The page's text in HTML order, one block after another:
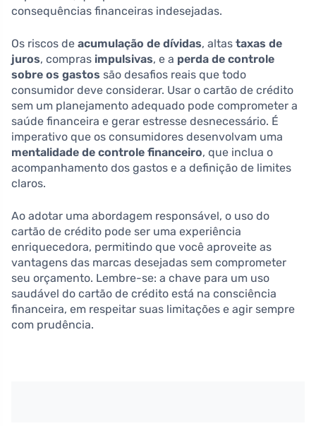
consequências financeiras indesejadas.
Os riscos de acumulação de dívidas, altas taxas de
juros, compras impulsivas, e a perda de controle
sobre os gastos são desafios reais que todo
consumidor deve considerar. Usar o cartão de crédito
sem um planejamento adequado pode comprometer a
saúde financeira e gerar estresse desnecessário. É
imperativo que os consumidores desenvolvam uma
mentalidade de controle financeiro, que inclua o
acompanhamento dos gastos e a definição de limites
claros.
Ao adotar uma abordagem responsável, o uso do
cartão de crédito pode ser uma experiência
enriquecedora, permitindo que você aproveite as
vantagens das marcas desejadas sem comprometer
seu orçamento. Lembre-se: a chave para um uso
saudável do cartão de crédito está na consciência
financeira, em respeitar suas limitações e agir sempre
com prudência.